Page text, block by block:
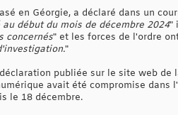
en Géorgie, a déclaré dans un
début du mois de décembre 2024"
concernés" et les forces de l'ordre
"
publiée sur le site web
avait été compromise
le 18 décembre.